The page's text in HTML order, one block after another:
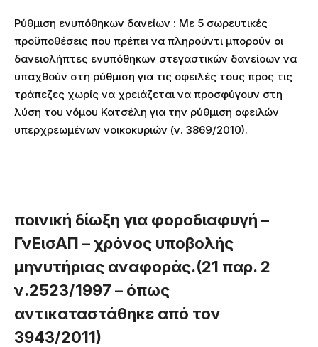
Ρύθμιση ενυπόθηκων δανείων : Με 5 σωρευτικές
προϋποθέσεις που πρέπει να πληρούντι μπορούν οι
δανειολήπτες ενυπόθηκων στεγαστικών δανείοων να
υπαχθούν στη ρύθμιση για τις οφειλές τους προς τις
τράπεζες χωρίς να χρειάζεται να προσφύγουν στη
λύση του νόμου Κατσέλη για την ρύθμιση οφειλών
υπερχρεωμένων νοικοκυριών (ν. 3869/2010).
ποινική δίωξη για φοροδιαφυγή –
ΓνΕισΑΠ – χρόνος υποβολής
μηνυτήριας αναφοράς.(21 παρ. 2
ν.2523/1997 – όπως
αντικαταστάθηκε από τον
3943/2011)